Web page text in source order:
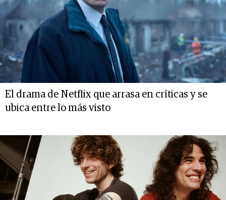
El drama de Netflix que arrasa en críticas y se
ubica entre lo más visto